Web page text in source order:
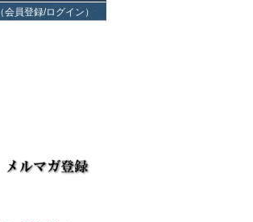
会員登録/ログイン）